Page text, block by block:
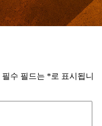
필수 필드는 *로 표시됩니